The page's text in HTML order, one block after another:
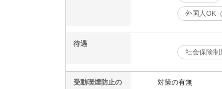
外国人OK
待遇
社会保険制
受動喫煙防止の
対策の有無